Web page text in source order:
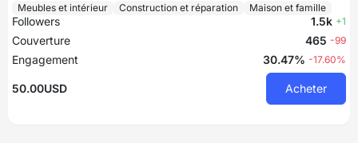
Meubles et intérieur Construction et réparation Maison et famille
Followers 1.5k +1
Couverture 465 -99
Engagement 30.47% -17.60%
50.00USD Acheter